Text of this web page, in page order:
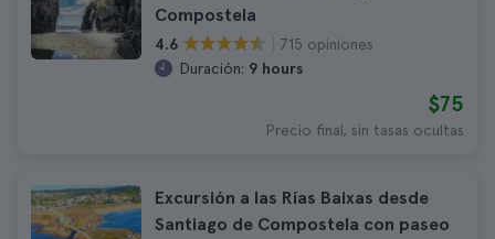
Compostela
4.6
715 opiniones
Duración: 9 hours
$75
Precio final, sin tasas ocultas
Excursión a las Rías Baixas desde
Santiago de Compostela con paseo